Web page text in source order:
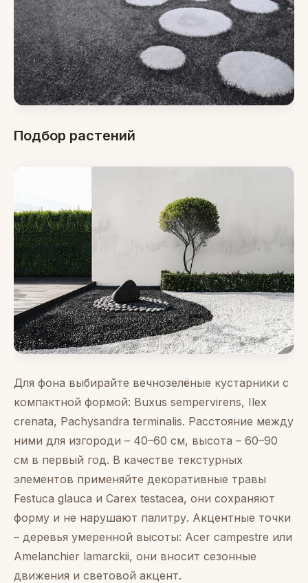
Подбор растений
Для фона выбирайте вечнозелёные кустарники с
компактной формой: Buxus sempervirens, Ilex
crenata, Pachysandra terminalis. Расстояние между
ними для изгороди – 40–60 см, высота – 60–90
см в первый год. В качестве текстурных
элементов применяйте декоративные травы
Festuca glauca и Carex testacea, они сохраняют
форму и не нарушают палитру. Акцентные точки
– деревья умеренной высоты: Acer campestre или
Amelanchier lamarckii, они вносит сезонные
движения и световой акцент.